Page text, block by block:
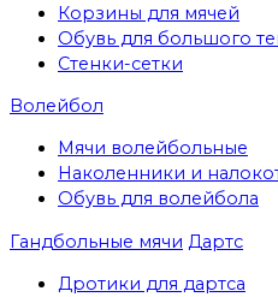
Корзины для мячей
Обувь для большого
Стенки-сетки
Волейбол
Мячи волейбольные
Наколенники и
Обувь для волейбола
Гандбольные мячи Дартс
Дротики для дартса